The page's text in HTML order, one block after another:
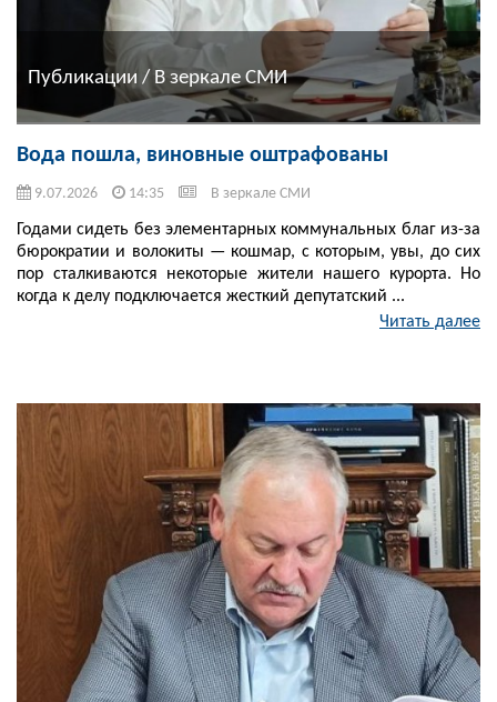
Публикации / В зеркале СМИ
Вода пошла, виновные оштрафованы
9.07.2026 14:35 В зеркале СМИ
Годами сидеть без элементарных коммунальных благ из-за
бюрократии и волокиты — кошмар, с которым, увы, до сих
пор сталкиваются некоторые жители нашего курорта. Но
когда к делу подключается жесткий депутатский ...
Читать далее